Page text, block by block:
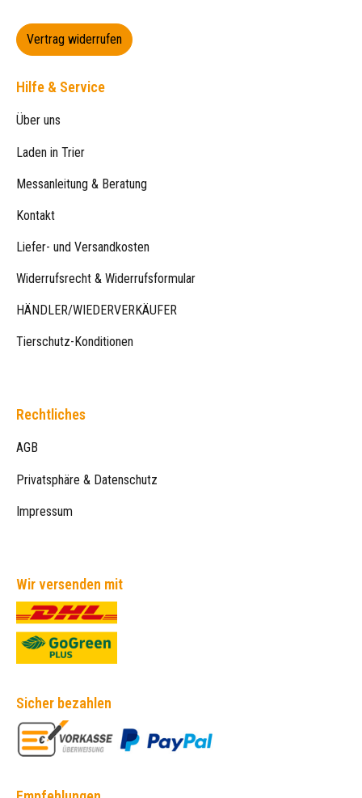
Vertrag widerrufen
Hilfe & Service
Über uns
Laden in Trier
Messanleitung & Beratung
Kontakt
Liefer- und Versandkosten
Widerrufsrecht & Widerrufsformular
HÄNDLER/WIEDERVERKÄUFER
Tierschutz-Konditionen
Rechtliches
AGB
Privatsphäre & Datenschutz
Impressum
Wir versenden mit
Sicher bezahlen